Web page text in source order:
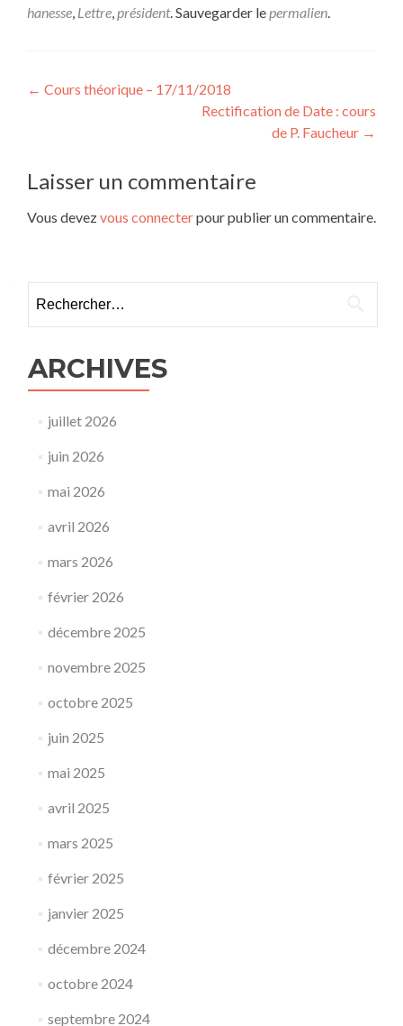
hanesse, Lettre,président. Sauvegarder lepermalien.
Navigation
← Cours théorique – 17/11/2018
Rectification de Date : cours
de P. Faucheur →
Laisser un commentaire
Vous devezvous connecterpour publier un commentaire.
ARCHIVES
juillet 2026
juin 2026
mai 2026
avril 2026
mars 2026
février 2026
décembre 2025
novembre 2025
octobre 2025
juin 2025
mai 2025
avril 2025
mars 2025
février 2025
janvier 2025
décembre 2024
octobre 2024
septembre 2024